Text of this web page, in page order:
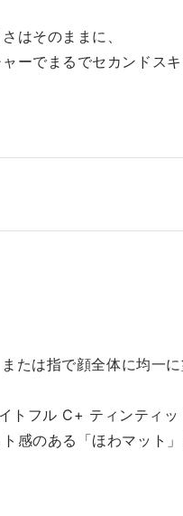
はそのままに、
ーでまるでセカンドス
たは指で顔全体に均一に
トフル C+ ティンティ
感のある「ほわマット」